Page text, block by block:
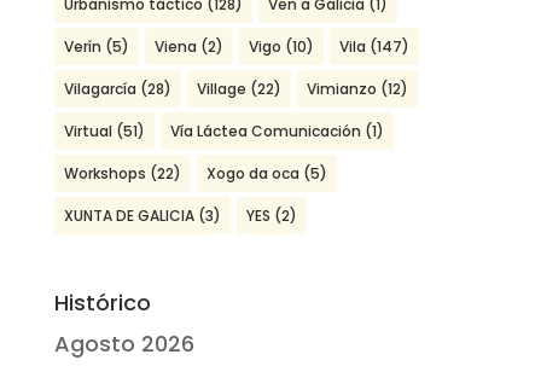
Urbanismo táctico (128) Ven a Galicia (1)
Verín (5) Viena (2) Vigo (10) Vila (147)
Vilagarcía (28) Village (22) Vimianzo (12)
Virtual (51) Vía Láctea Comunicación (1)
Workshops (22) Xogo da oca (5)
XUNTA DE GALICIA(3) YES (2)
Histórico
Agosto 2026